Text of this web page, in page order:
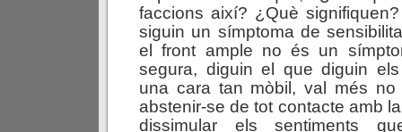
faccions així? ¿Què
siguin un símptoma de
el front ample no és un
segura, diguin el que diguin els
una cara tan mòbil, val més no
abstenir-se de tot contacte amb
dissimular els sentiments